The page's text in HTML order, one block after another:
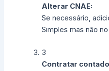
Alterar CNAE:
Se necessário,
Simples mas não no
3
Contratar